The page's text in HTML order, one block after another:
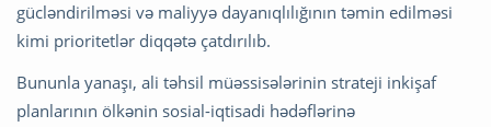
gücləndirilməsi və maliyyə dayanıqlılığının təmin edilməsi
kimi prioritetlər diqqətə çatdırılıb.
Bununla yanaşı, ali təhsil müəssisələrinin strateji inkişaf
planlarının ölkənin sosial-iqtisadi hədəflərinə